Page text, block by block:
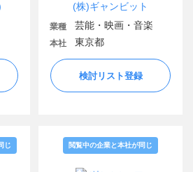
(株)ギャンビット
業種 芸能・映画・音楽
本社 東京都
検討リスト登録
じ 閲覧中の企業と本社が同じ